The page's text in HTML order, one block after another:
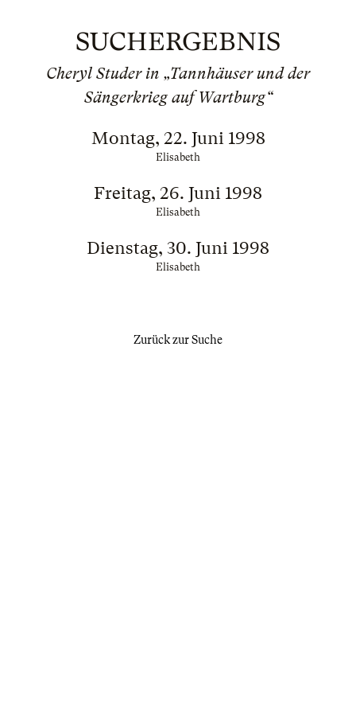
SUCHERGEBNIS
Cheryl Studer in „Tannhäuser und der
Sängerkrieg auf Wartburg“
Montag, 22. Juni 1998
Elisabeth
Freitag, 26. Juni 1998
Elisabeth
Dienstag, 30. Juni 1998
Elisabeth
Zurück zur Suche